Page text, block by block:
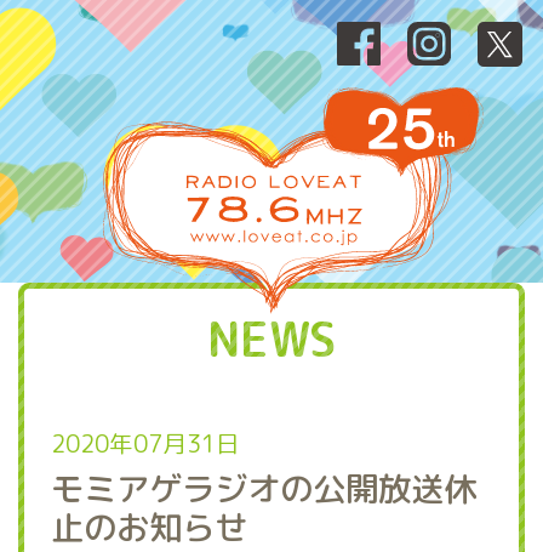
NEWS
2020年07月31日
モミアゲラジオの公開放送休
止のお知らせ